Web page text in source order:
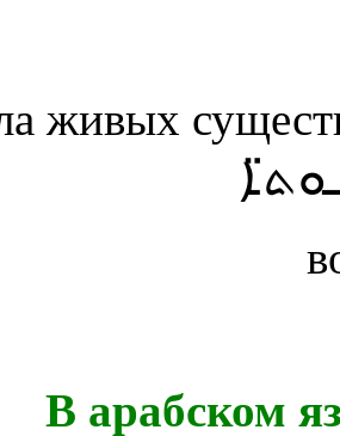
живых
В арабском